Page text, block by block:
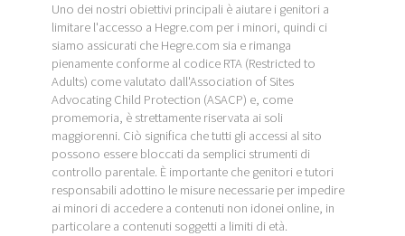
Uno dei nostri obiettivi principali è aiutare i genitori a
limitare l'accesso a Hegre.com per i minori, quindi ci
siamo assicurati che Hegre.com sia e rimanga
pienamente conforme al codice RTA (Restricted to
Adults) come valutato dall'Association of Sites
Advocating Child Protection (ASACP) e, come
promemoria, è strettamente riservata ai soli
maggiorenni. Ciò significa che tutti gli accessi al sito
possono essere bloccati da semplici strumenti di
controllo parentale. È importante che genitori e tutori
responsabili adottino le misure necessarie per impedire
ai minori di accedere a contenuti non idonei online, in
particolare a contenuti soggetti a limiti di età.